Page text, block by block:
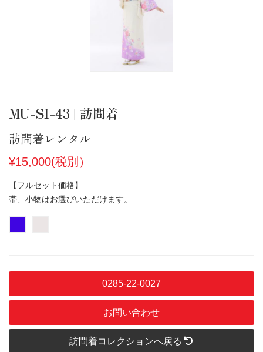
MU-SI-43 | 訪問着
訪問着レンタル
¥15,000(税別）
【フルセット価格】
帯、小物はお選びいただけます。
0285-22-0027
お問い合わせ
訪問着コレクションへ戻る